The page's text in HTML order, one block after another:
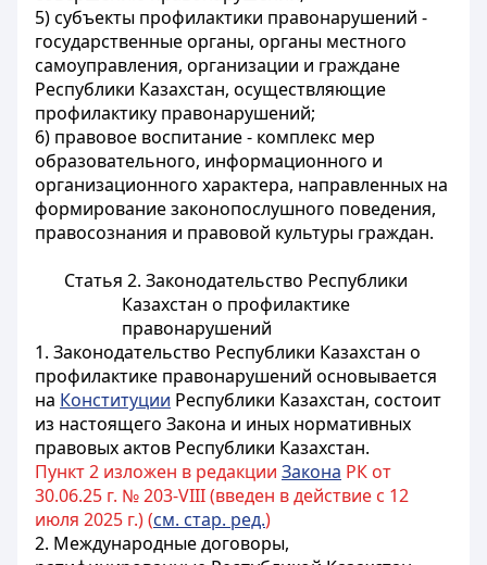
5) субъекты профилактики правонарушений -
государственные органы, органы местного
самоуправления, организации и граждане
Республики Казахстан, осуществляющие
профилактику правонарушений;
6) правовое воспитание - комплекс мер
образовательного, информационного и
организационного характера, направленных на
формирование законопослушного поведения,
правосознания и правовой культуры граждан.
Статья 2. Законодательство Республики
Казахстан о профилактике
правонарушений
1. Законодательство Республики Казахстан о
профилактике правонарушений основывается
на Конституции Республики Казахстан, состоит
из настоящего Закона и иных нормативных
правовых актов Республики Казахстан.
Пункт 2 изложен в редакции Закона РК от
30.06.25 г. № 203-VIII (введен в действие с 12
июля 2025 г.) (см. стар. ред.)
2. Международные договоры,